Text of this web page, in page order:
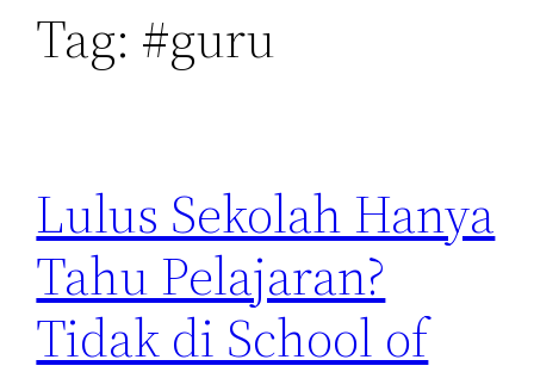
Tag: #guru
Lulus Sekolah Hanya
Tahu Pelajaran?
Tidak di School of